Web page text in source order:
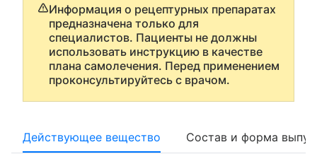
Информация о рецептурных препаратах
предназначена только для
специалистов. Пациенты не должны
использовать инструкцию в качестве
плана самолечения. Перед применением
проконсультируйтесь с врачом.
Действующее вещество Состав и форма